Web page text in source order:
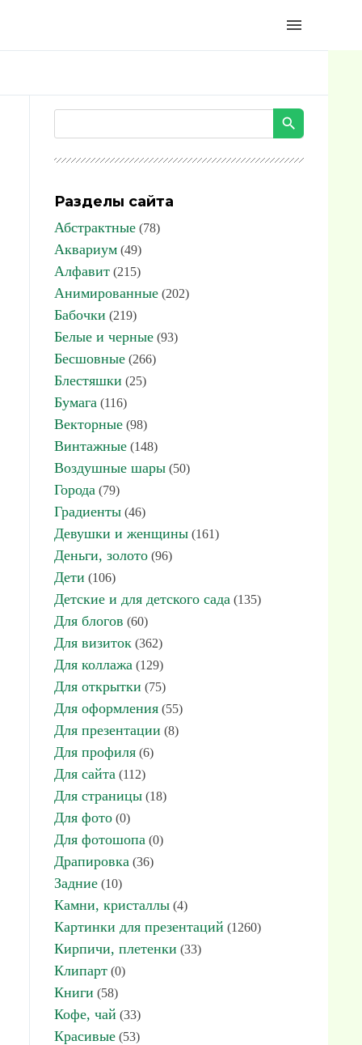
menu
Разделы сайта
Абстрактные (78)
Аквариум (49)
Алфавит (215)
Анимированные (202)
Бабочки (219)
Белые и черные (93)
Бесшовные (266)
Блестяшки (25)
Бумага (116)
Векторные (98)
Винтажные (148)
Воздушные шары (50)
Города (79)
Градиенты (46)
Девушки и женщины (161)
Деньги, золото (96)
Дети (106)
Детские и для детского сада (135)
Для блогов (60)
Для визиток (362)
Для коллажа (129)
Для открытки (75)
Для оформления (55)
Для презентации (8)
Для профиля (6)
Для сайта (112)
Для страницы (18)
Для фото (0)
Для фотошопа (0)
Драпировка (36)
Задние (10)
Камни, кристаллы (4)
Картинки для презентаций (1260)
Кирпичи, плетенки (33)
Клипарт (0)
Книги (58)
Кофе, чай (33)
Красивые (53)